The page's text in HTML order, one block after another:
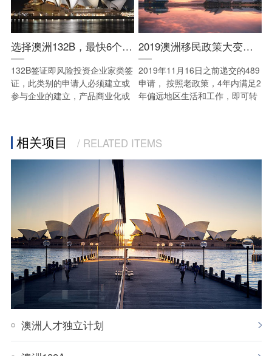
选择澳洲132B，最快6个月全家直获PR
132B签证即风险投资企业家类签
证，此类别的申请人必须建立或
参与企业的建立，产品商业化或
风险投资协议的要求。
此外，申请人还必须从澳大利亚
风险投资协会（AVCAL）旗下的
会员基金处取得超过100万澳元
风险投资资金，为企业初创或在
澳大利亚高价值经营理念的产品
商业化提供资金。
2019澳洲移民政策大变革解析
2019年11月16日之前递交的489
申请， 按照老政策，4年内满足2
年偏远地区生活和工作，即可转
新的打分系统适用于所有
现有187申请人，如果在2019年
11月16日之前无法递签证申请，
移民局会酌情给予雇主培训费的
退换（case by case）。
相关项目 / RELATED ITEMS
澳洲人才独立计划